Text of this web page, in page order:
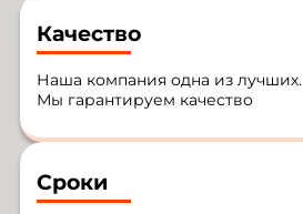
Качество
Наша компания одна из лучших.
Мы гарантируем качество
Сроки